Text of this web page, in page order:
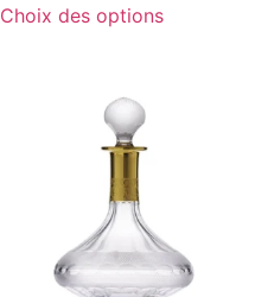
Choix des options